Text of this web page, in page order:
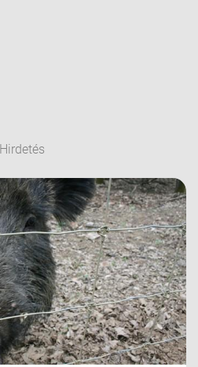
Hirdetés